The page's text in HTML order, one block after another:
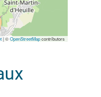
|©OpenStreetMapcontributors